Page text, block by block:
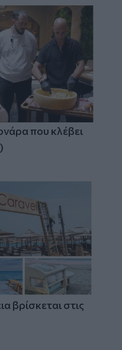
που κλέβει
βρίσκεται στις